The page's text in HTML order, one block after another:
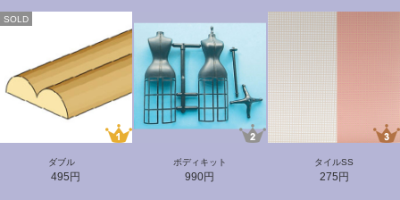
SOLD
ダブル
495円
ボディキット
990円
タイルSS
275円